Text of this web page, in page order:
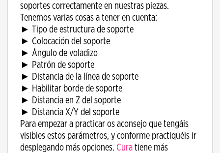
soportes correctamente en nuestras piezas.
Tenemos varias cosas a tener en cuenta:
► Tipo de estructura de soporte
► Colocación del soporte
► Ángulo de voladizo
► Patrón de soporte
► Distancia de la línea de soporte
► Habilitar borde de soporte
► Distancia en Z del soporte
► Distancia X/Y del soporte
Para empezar a practicar os aconsejo que tengáis
visibles estos parámetros, y conforme practiquéis ir
desplegando más opciones. Cura tiene más